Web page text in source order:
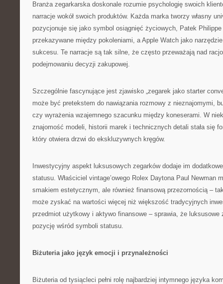
Branża zegarkarska doskonale rozumie psychologię swoich
narracje wokół swoich produktów. Każda marka tworzy własny
pozycjonuje się jako symbol osiągnięć życiowych, Patek
przekazywane między pokoleniami, a Apple Watch jako
sukcesu. Te narracje są tak silne, że często przeważają nad
podejmowaniu decyzji zakupowej.
Szczególnie fascynujące jest zjawisko „zegarek jako starter
może być pretekstem do nawiązania rozmowy z nieznajomymi,
czy wyrażenia wzajemnego szacunku między koneserami. W
znajomość modeli, historii marek i technicznych detali stała się
który otwiera drzwi do ekskluzywnych kręgów.
Inwestycyjny aspekt luksusowych zegarków dodaje im
statusu. Właściciel vintage’owego Rolex Daytona Paul Newman
smakiem estetycznym, ale również finansową przezornością –
może zyskać na wartości więcej niż większość tradycyjnych
przedmiot użytkowy i aktywo finansowe – sprawia, że luksusowe
pozycję wśród symboli statusu.
Biżuteria jako język emocji i przynależności
Biżuteria od tysiącleci pełni rolę najbardziej intymnego języka